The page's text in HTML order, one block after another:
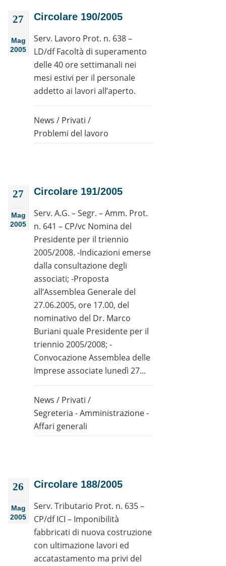
27
Mag
2005
Circolare 190/2005
Serv. Lavoro Prot. n. 638 –
LD/df Facoltà di superamento
delle 40 ore settimanali nei
mesi estivi per il personale
addetto ai lavori all’aperto.
News / Privati /
Problemi del lavoro
27
Mag
2005
Circolare 191/2005
Serv. A.G. – Segr. – Amm. Prot.
n. 641 – CP/vc Nomina del
Presidente per il triennio
2005/2008. -Indicazioni emerse
dalla consultazione degli
associati; -Proposta
all’Assemblea Generale del
27.06.2005, ore 17.00, del
nominativo del Dr. Marco
Buriani quale Presidente per il
triennio 2005/2008; -
Convocazione Assemblea delle
Imprese associate lunedì 27...
News / Privati /
Segreteria - Amministrazione -
Affari generali
26
Mag
2005
Circolare 188/2005
Serv. Tributario Prot. n. 635 –
CP/df ICI – Imponibilità
fabbricati di nuova costruzione
con ultimazione lavori ed
accatastamento ma privi del